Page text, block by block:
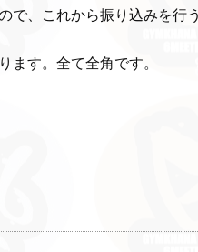
で、これから振り込みを行
ます。全て全角です。